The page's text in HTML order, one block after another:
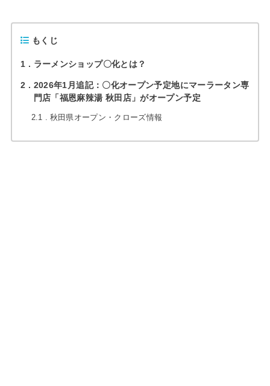
もくじ
1 ラーメンショップ〇化とは？
2
2026年1月追記：〇化オープン予定地にマーラータン専
門店「福恩麻辣湯 秋田店」がオープン予定
2.1 秋田県オープン・クローズ情報